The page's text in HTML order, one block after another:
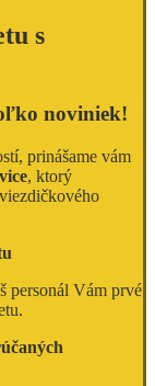
s
noviniek!
prinášame vám
, ktorý
personál Vám prvé